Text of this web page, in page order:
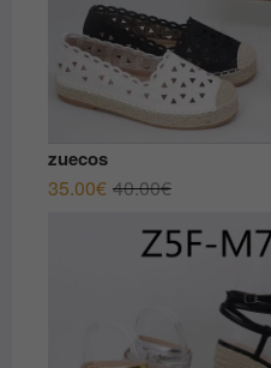
zuecos
40.00€El
original
40.00€.
35.00€
El
actual
35.00€.